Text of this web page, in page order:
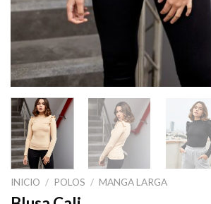
INICIO / POLOS / MANGA LARGA